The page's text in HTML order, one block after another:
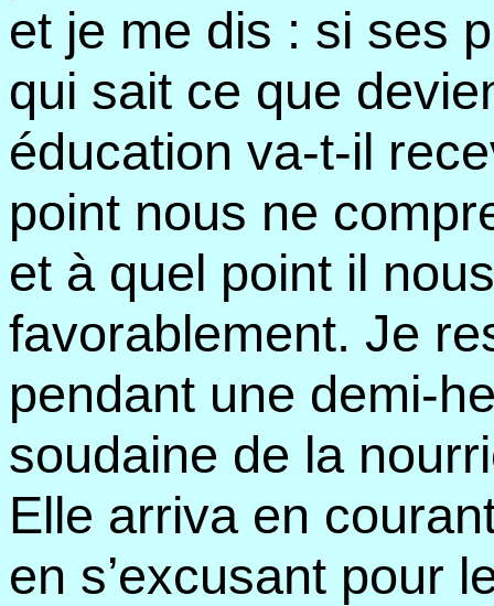
et je me dis : si ses
qui sait ce que
éducation va-t-il
point nous ne
et à quel point il
favorablement. Je
pendant une demi-
soudaine de la
Elle arriva en
en s’excusant pour